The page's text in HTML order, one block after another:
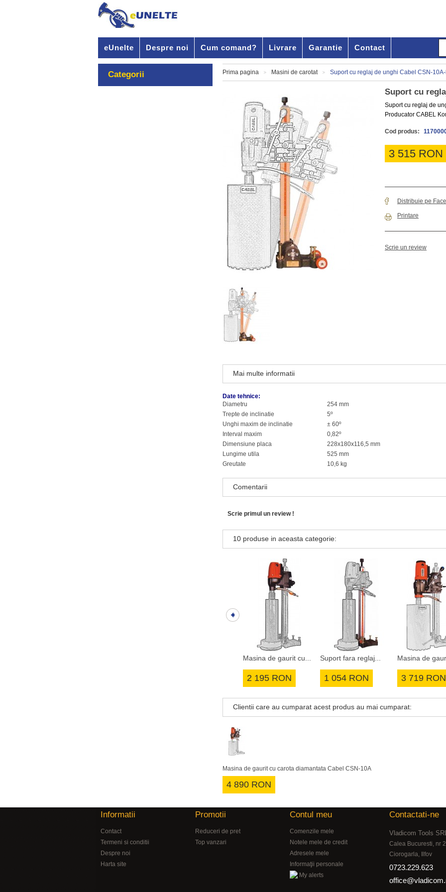
eUnelte Despre noi Cum comand? Livrare Garantie Contact
Prima pagina
Masini de carotat
Suport cu reglaj de unghi Cabel CSN-
Suport cu
Suport cu reglaj de
Producator CABEL
Cod produs:
3 515 RON
Distribuie pe
Printare
Scrie un review
Mai multe informatii
Date tehnice:
Diametru
254 mm
Trepte de inclinatie
5º
Unghi maxim de inclinatie
± 60º
Interval maxim
0,82º
Dimensiune placa
228x180x116,5 mm
Lungime utila
525 mm
Greutate
10,6 kg
Comentarii
Scrie primul un review !
10 produse in aceasta categorie:
Masina de gaurit cu...
2 195 RON
Suport fara reglaj...
1 054 RON
Masina de
3 719 RON
Clientii care au cumparat acest produs au mai cumparat:
Masina de gaurit cu carota diamantata Cabel CSN-10A
4 890 RON
Categorii
Informatii
Contact
Termeni si conditii
Despre noi
Harta site
Promotii
Reduceri de pret
Top vanzari
Contul meu
Comenzile mele
Notele mele de credit
Adresele mele
Informaţii personale
My alerts
Contactati-ne
Vladicom Tools
Calea Bucuresti, nr
Ciorogarla, Ilfov
0723.229.623